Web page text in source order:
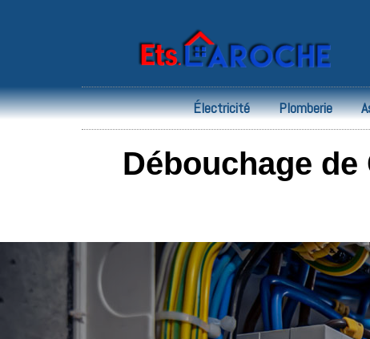
Électricité Plomberie
Débouchage